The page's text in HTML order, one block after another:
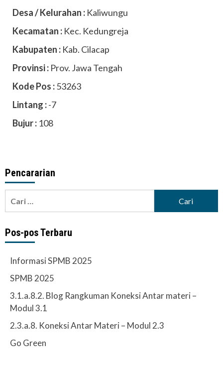
Desa / Kelurahan : Kaliwungu
Kecamatan : Kec. Kedungreja
Kabupaten : Kab. Cilacap
Provinsi : Prov. Jawa Tengah
Kode Pos :53263
Lintang :-7
Bujur : 108
Pencararian
untuk:
Pos-pos Terbaru
Informasi SPMB 2025
SPMB 2025
3.1.a.8.2. Blog Rangkuman Koneksi Antar materi –
Modul 3.1
2.3.a.8. Koneksi Antar Materi – Modul 2.3
Go Green